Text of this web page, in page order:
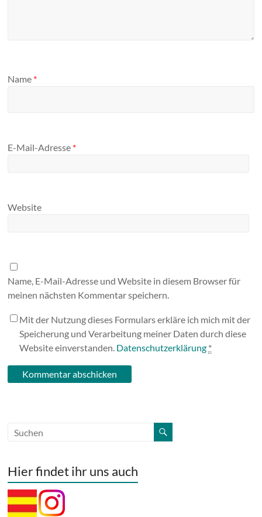
Name *
E-Mail-Adresse *
Website
Name, E-Mail-Adresse und Website in diesem Browser für
meinen nächsten Kommentar speichern.
Mit der Nutzung dieses Formulars erkläre ich mich mit der
Speicherung und Verarbeitung meiner Daten durch diese
Website einverstanden. Datenschutzerklärung *
Hier findet ihr uns auch